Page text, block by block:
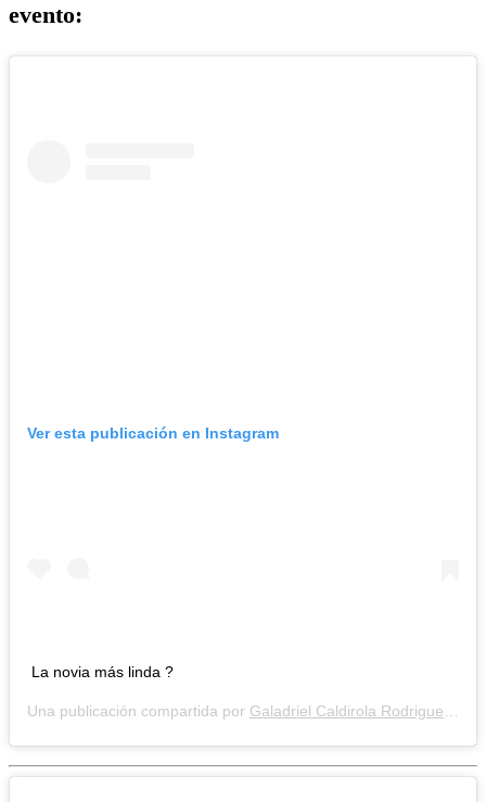
evento:
Ver esta publicación en Instagram
La novia más linda ?
Una publicación compartida por Galadriel Caldirola Rodriguez❤